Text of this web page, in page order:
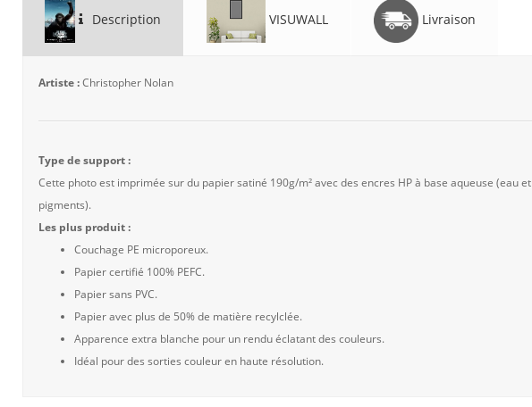
Description VISUWALL Livraison
Artiste :Christopher Nolan
Type de support :
Cette photo est imprimée sur du papier satiné 190g/m² avec des encres HP à base aqueuse (eau et
pigments).
Les plus produit :
Couchage PE microporeux.
Papier certifié 100% PEFC.
Papier sans PVC.
Papier avec plus de 50% de matière recylclée.
Apparence extra blanche pour un rendu éclatant des couleurs.
Idéal pour des sorties couleur en haute résolution.